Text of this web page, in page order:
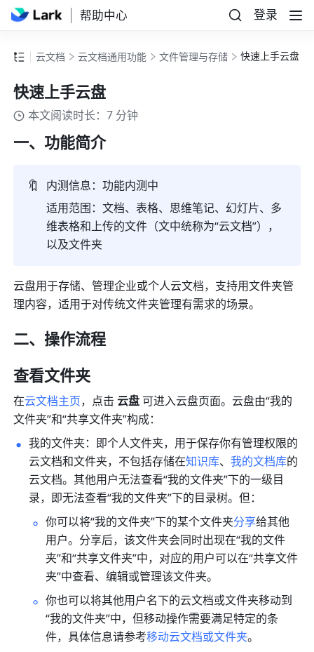
帮助中心 登录
云文档 云文档通用功能 文件管理与存储 快速上手云盘
快速上手云盘
本文阅读时长：7 分钟
一、功能简介
🔖
内测信息：功能内测中
适用范围：文档、表格、思维笔记、幻灯片、多
维表格和上传的文件（文中统称为“云文档”），
以及文件夹
云盘用于存储、管理企业或个人云文档，支持用文件夹管
理内容，适用于对传统文件夹管理有需求的场景。
二、操作流程
查看文件夹
在云文档主页，点击 云盘 可进入云盘页面。云盘由“我的
文件夹”和“共享文件夹”构成：
我的文件夹：即个人文件夹，用于保存你有管理权限的
云文档和文件夹，不包括存储在知识库、我的文档库的
云文档。其他用户无法查看“我的文件夹”下的一级目
录，即无法查看“我的文件夹”下的目录树。但：
你可以将“我的文件夹”下的某个文件夹分享给其他
用户。分享后，该文件夹会同时出现在“我的文件
夹”和“共享文件夹”中，对应的用户可以在“共享文件
夹”中查看、编辑或管理该文件夹。
你也可以将其他用户名下的云文档或文件夹移动到
“我的文件夹”中，但移动操作需要满足特定的条
件，具体信息请参考移动云文档或文件夹。